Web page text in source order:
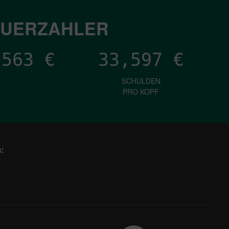
€ 33,597 €
SCHULDEN
PRO KOPF